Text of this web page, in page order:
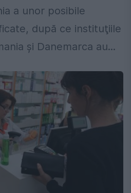
a unor posibile
după ce instituţiile
şi Danemarca au...